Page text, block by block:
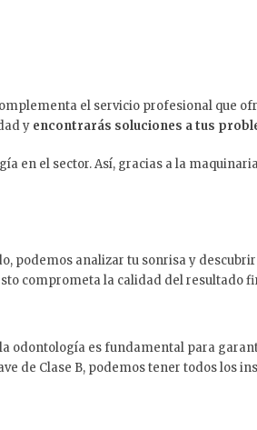
el servicio profesional que
y encontrarás soluciones a tus
en el sector. Así, gracias a la
podemos analizar tu sonrisa y
comprometa la calidad del resultado
odontología es fundamental para
de Clase B, podemos tener todos los